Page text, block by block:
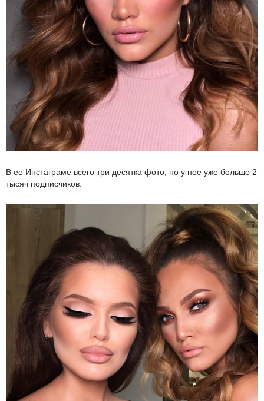
В ее Инстаграме всего три десятка фото, но у нее уже больше 2
тысяч подписчиков.